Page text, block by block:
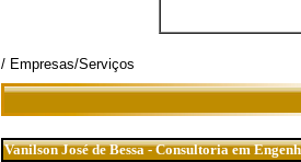
/ Empresas/Serviços
Vanilson José de Bessa - Consultoria em